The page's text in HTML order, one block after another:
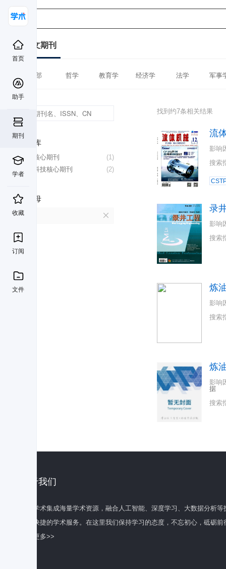
首页
助手
期刊
学者
收藏
订阅
文件
中文期刊
全部 哲学 教育学 经济学 法学 军事
数据库
(1)
北大核心期刊
(2)
中国科技核心期刊
首字母
L
找到约7条相关结果
流
影响
搜索
录
影响
搜索
炼
影响
搜索
炼
影响
据
搜索
关于我们
百度学术集成海量学术资源，融合人工智能、深度学习、大数据分析
全面快捷的学术服务。在这里我们保持学习的态度，不忘初心，砥砺前
了解更多>>